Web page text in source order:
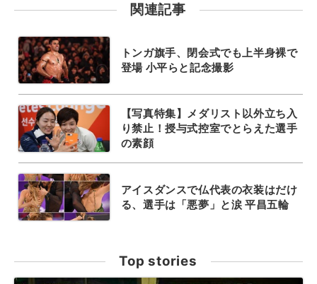
関連記事
トンガ旗手、閉会式でも上半身裸で
登場 小平らと記念撮影
【写真特集】メダリスト以外立ち入
り禁止！授与式控室でとらえた選手
の素顔
アイスダンスで仏代表の衣装はだけ
る、選手は「悪夢」と涙 平昌五輪
Top stories